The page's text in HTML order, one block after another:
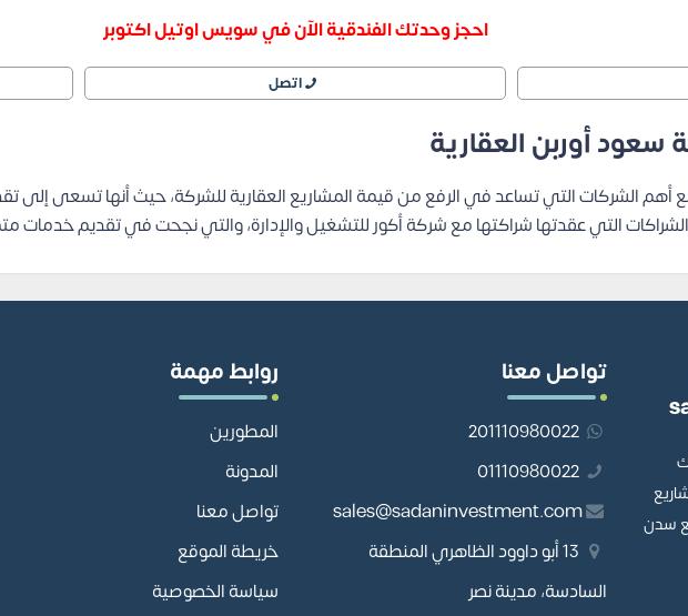
احجز وحدتك الفندقية الآن في سويس اوتيل اكتوبر
اتصل
أوربن العقارية
أهم الشركات التي تساعد في الرفع من قيمة المشاريع العقارية للشركة، حيث أنها تسعى إلى
التي عقدتها شراكتها مع شركة أكور للتشغيل والإدارة، والتي نجحت في تقديم خدمات
سدن
تواصل معنا
201110980022
01110980022
sales@sadaninvestment.com
13 أبو داوود الظاهري المنطقة
السادسة، مدينة نصر
روابط مهمة
المطورين
المدونة
تواصل معنا
خريطة الموقع
سياسة الخصوصية